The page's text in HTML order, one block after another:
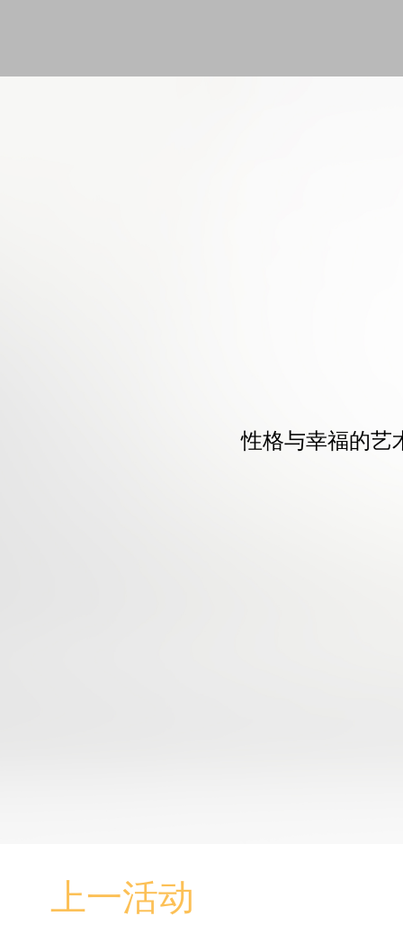
性格与幸福的艺
上一活动